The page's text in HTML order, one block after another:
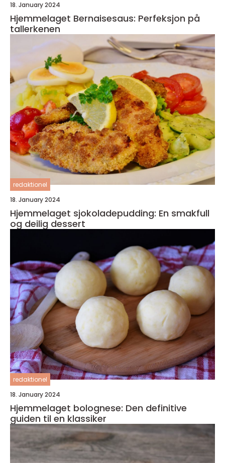
18. January 2024
Hjemmelaget Bernaisesaus: Perfeksjon på
tallerkenen
redaktionel
18. January 2024
Hjemmelaget sjokoladepudding: En smakfull
og deilig dessert
redaktionel
18. January 2024
Hjemmelaget bolognese: Den definitive
guiden til en klassiker